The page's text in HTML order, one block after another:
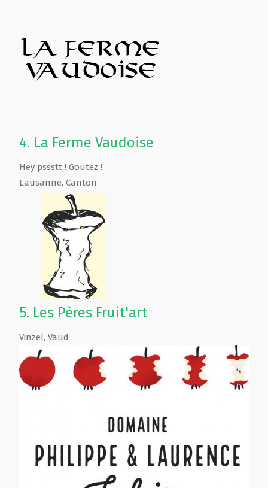
4. La Ferme Vaudoise
Hey pssstt ! Goutez !
Lausanne, Canton
5. Les Pères Fruit'art
Vinzel, Vaud